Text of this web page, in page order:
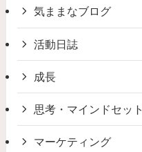
気ままなブログ
活動日誌
成長
思考・マインドセット
マーケティング